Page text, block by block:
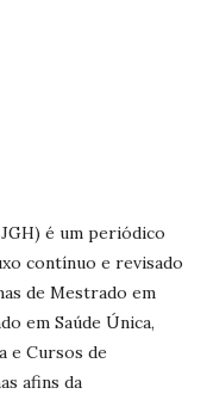
é um periódico
contínuo e revisado
de Mestrado em
em Saúde Única,
e Cursos de
afins da